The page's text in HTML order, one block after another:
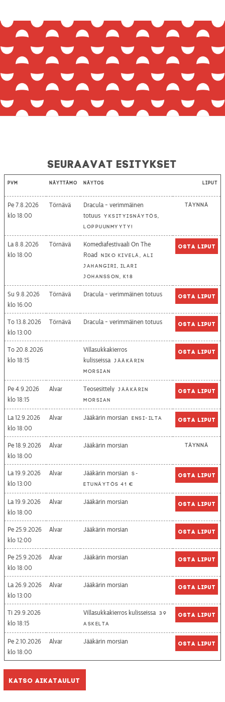
Seuraavat esitykset
Pvm Näyttämö Näytös Liput
Pe 7.8.2026
18:00
Törnävä
Dracula - verimmäinen
totuus Yksityisnäytös,
loppuunmyyty!
Täynnä
La 8.8.2026
18:00
Törnävä
Komediafestivaali On The
Road
Niko Kivelä, Ali
Jahangiri, Ilari
Johansson, K18
Osta liput
Su 9.8.2026
16:00
Törnävä Dracula - verimmäinen totuus Osta liput
To 13.8.2026
13:00
Törnävä Dracula - verimmäinen totuus Osta liput
To 20.8.2026
18:15
Villasukkakierros
kulisseissa Jääkärin
morsian
Osta liput
Pe 4.9.2026
18:15
Alvar Teosesittely Jääkärin
morsian
Osta liput
La 12.9.2026
18:00
Alvar Jääkärin morsian Ensi-ilta Osta liput
Pe 18.9.2026
18:00
Alvar Jääkärin morsian Täynnä
La 19.9.2026
13:00
Alvar Jääkärin morsian
S-
etunäytös 41 €
Osta liput
La 19.9.2026
18:00
Alvar Jääkärin morsian Osta liput
Pe 25.9.2026
12:00
Alvar Jääkärin morsian Osta liput
Pe 25.9.2026
18:00
Alvar Jääkärin morsian Osta liput
La 26.9.2026
13:00
Alvar Jääkärin morsian Osta liput
Ti 29.9.2026
18:15
Villasukkakierros kulisseissa 39
askelta
Osta liput
Pe 2.10.2026
18:00
Alvar Jääkärin morsian Osta liput
Katso aikataulut